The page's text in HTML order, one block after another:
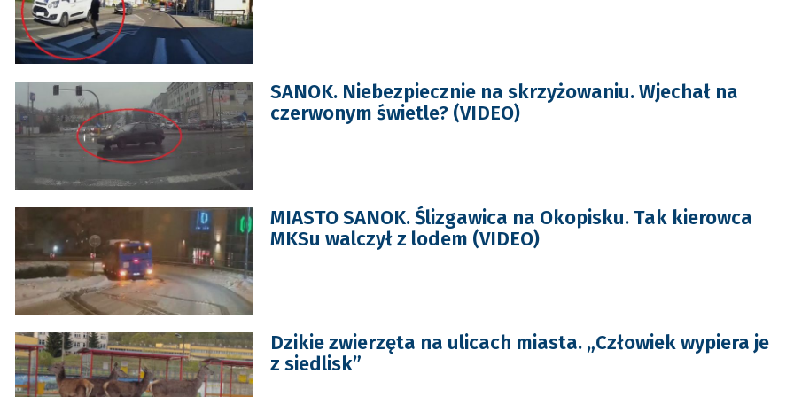
SANOK. Niebezpiecznie na skrzyżowaniu. Wjechał na
czerwonym świetle? (VIDEO)
MIASTO SANOK. Ślizgawica na Okopisku. Tak kierowca
MKSu walczył z lodem (VIDEO)
Dzikie zwierzęta na ulicach miasta. „Człowiek wypiera je
z siedlisk”